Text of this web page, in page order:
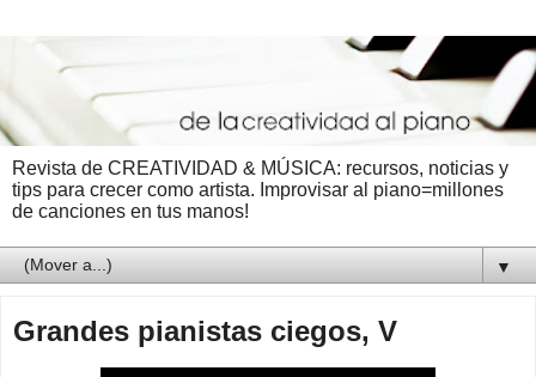
Revista de CREATIVIDAD & MÚSICA: recursos, noticias y
tips para crecer como artista. Improvisar al piano=millones
de canciones en tus manos!
▼
Grandes pianistas ciegos, V